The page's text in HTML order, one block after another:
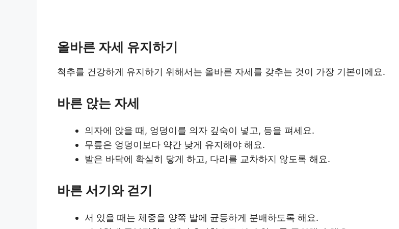
올바른 자세 유지하기
척추를 건강하게 유지하기 위해서는 올바른 자세를 갖추는 것이 가장 기본이에요.
바른 앉는 자세
의자에 앉을 때, 엉덩이를 의자 깊숙이 넣고, 등을 펴세요.
무릎은 엉덩이보다 약간 낮게 유지해야 해요.
발은 바닥에 확실히 닿게 하고, 다리를 교차하지 않도록 해요.
바른 서기와 걷기
서 있을 때는 체중을 양쪽 발에 균등하게 분배하도록 해요.